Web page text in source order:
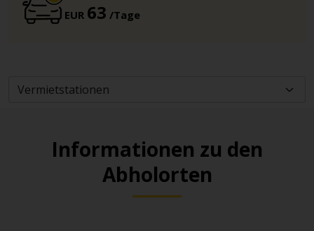
EUR 63 /Tage
Informationen zu den
Abholorten